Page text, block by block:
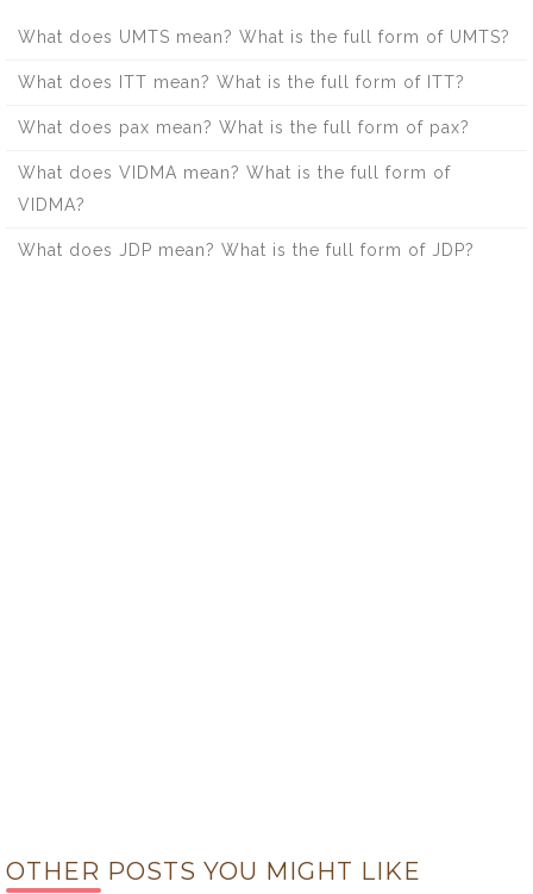
What does UMTS mean? What is the full form of UMTS?
What does ITT mean? What is the full form of ITT?
What does pax mean? What is the full form of pax?
What does VIDMA mean? What is the full form of
VIDMA?
What does JDP mean? What is the full form of JDP?
OTHER POSTS YOU MIGHT LIKE